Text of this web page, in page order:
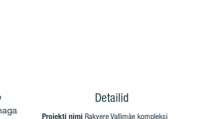
Detailid
Projekti nimi Rakvere Vallimäe kompleksi